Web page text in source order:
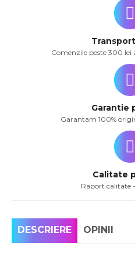
Comenzile peste 300 lei
Garantie
Garantam 100%
Calitate
Raport calitate
DESCRIERE OPINII